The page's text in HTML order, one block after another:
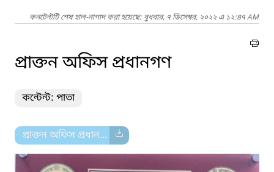
কনটেন্টটি শেষ হাল-নাগাদ করা হয়েছে: বুধবার, ৭ ডিসেম্বর, ২০২২ এ ১২:৪৭ AM
প্রাক্তন অফিস প্রধানগণ
কন্টেন্ট: পাতা
প্রাক্তন অফিস প্রধান...